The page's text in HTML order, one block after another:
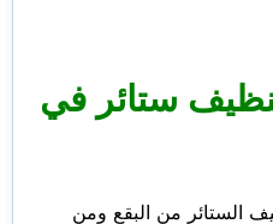
ستائر في
الستائر من البقع ومن